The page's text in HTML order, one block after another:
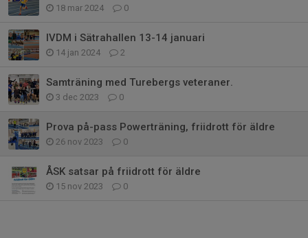
18 mar 2024 0
IVDM i Sätrahallen 13-14 januari
14 jan 2024 2
Samträning med Turebergs veteraner.
3 dec 2023 0
Prova på-pass Powerträning, friidrott för äldre
26 nov 2023 0
ÅSK satsar på friidrott för äldre
15 nov 2023 0